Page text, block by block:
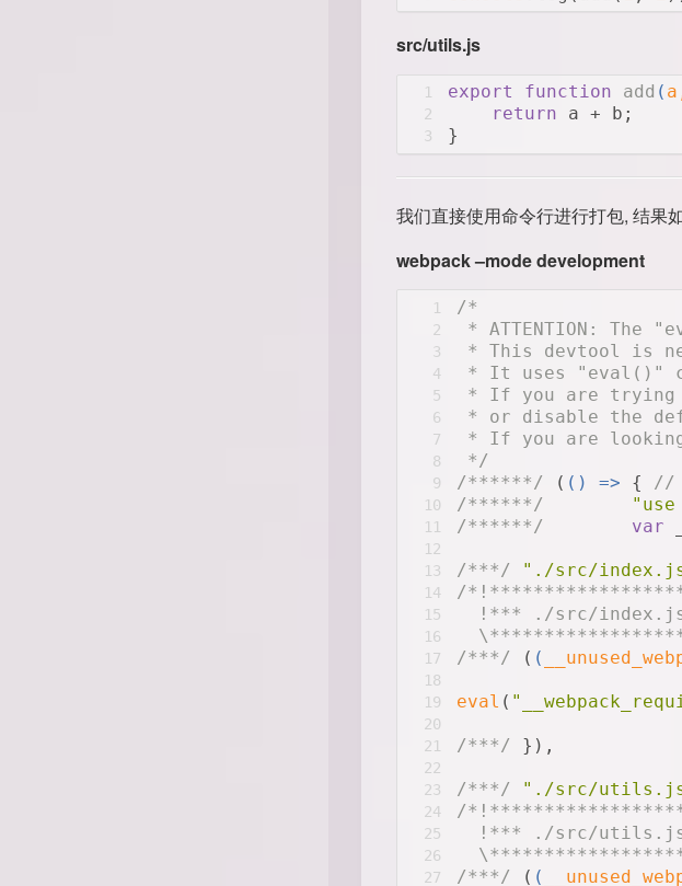
src/utils.js
1
2
3
export function add (
return a + b;
}
我们直接使用命令行进行打包, 结果
webpack –mode development
1
2
3
4
5
6
7
8
9
10
11
12
13
14
15
16
17
18
19
20
21
22
23
24
25
26
27
/*
* ATTENTION: The
* This devtool is
* It uses "eval()"
* If you are trying
* or disable the
* If you are
*/
/******/
( () => { //
/******/
/******/
var
/***/ "./src/
/
!*** ./src/
/***/
( (
eval (
/***/ }),
/***/ "./src/
/
!*** ./src/
/***/
( (